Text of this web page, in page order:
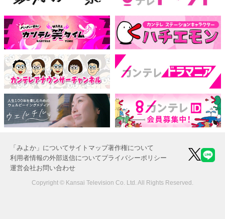
「みよか」についてサイトマップ著作権について
利用者情報の外部送信についてプライバシーポリシー
運営会社お問い合わせ
Copyright © Kansai Television Co. Ltd. All Rights Reserved.